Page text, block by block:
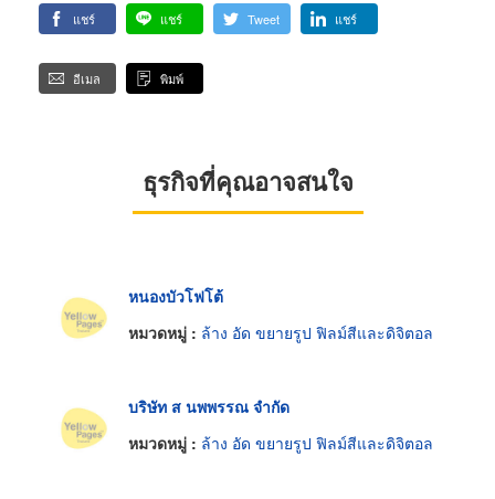
แชร์ แชร์ Tweet แชร์
อีเมล พิมพ์
ธุรกิจที่คุณอาจสนใจ
หนองบัวโฟโต้
หมวดหมู่ : ล้าง อัด ขยายรูป ฟิลม์สีและดิจิตอล
บริษัท ส นพพรรณ จำกัด
หมวดหมู่ : ล้าง อัด ขยายรูป ฟิลม์สีและดิจิตอล